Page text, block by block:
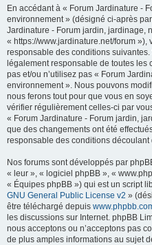
En accédant à « Forum Jardinature -
environnement » (désigné ci-après
Jardinature - Forum jardin, jardinage,
« https://www.jardinature.net/forum »),
responsable des conditions suivantes.
légalement responsable de toutes les
pas et/ou n’utilisez pas « Forum
environnement ». Nous pouvons
nous ferons tout pour que vous en
vérifier régulièrement celles-ci par
« Forum Jardinature - Forum jardin,
que des changements ont été
responsable des conditions
Nos forums sont développés par
« leur », « logiciel phpBB », «
« Équipes phpBB ») qui est un script
GNU General Public License v2 »
être téléchargé depuis
les discussions sur Internet. phpBB
nous acceptons ou n’acceptons pas
de plus amples informations au sujet